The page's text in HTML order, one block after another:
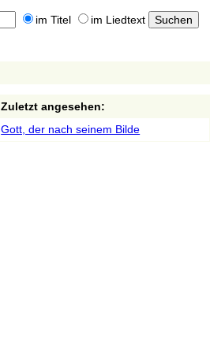
im Titel im Liedtext
Zuletzt angesehen:
Gott, der nach seinem Bilde